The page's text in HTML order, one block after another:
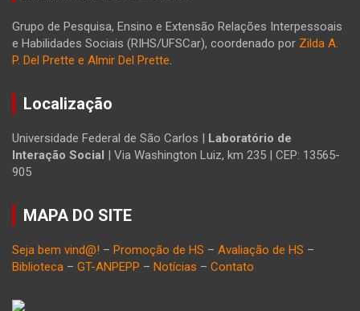
Grupo de Pesquisa, Ensino e Extensão Relações Interpessoais
e Habilidades Sociais (RIHS/UFSCar), coordenado por Zilda A.
P. Del Prette e Almir Del Prette.
Localização
Universidade Federal de São Carlos |
Laboratório de
Interação Social
| Via Washington Luiz, km 235 | CEP: 13565-
905
MAPA DO SITE
Seja bem vind@! – Promoção de HS – Avaliação de HS –
Biblioteca – GT-ANPEPP – Notícias – Contato